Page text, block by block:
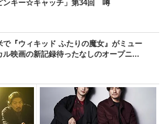
ンキー☆キャッチ」第34回 噂
で『ウィキッド ふたりの魔女』がミュー
ル映画の新記録待ったなしのオープニ...